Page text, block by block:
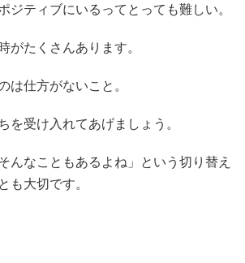
ジティブにいるってとっても難しい。
がたくさんあります。
は仕方がないこと。
を受け入れてあげましょう。
んなこともあるよね」という切り替え
も大切です。